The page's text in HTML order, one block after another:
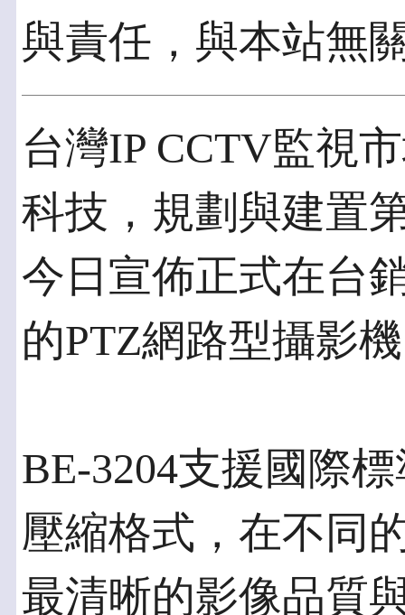
與責任，與本站無
台灣IP CCTV監視
科技，規劃與建置
今日宣佈正式在台
的PTZ網路型攝影
BE-3204支援國際
壓縮格式，在不同
最清晰的影像品質